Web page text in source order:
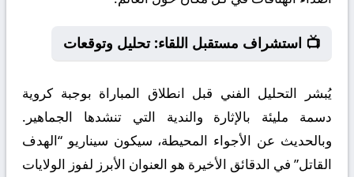
📺 استشراف مستقبل اللقاء: تحليل وتوقعات
يُبشر التحليل الفني قبل انطلاق المباراة بوجبة كروية
دسمة مليئة بالإثارة والندية التي تنشدها الجماهير.
وبالحديث عن الأجواء المحيطة، سيكون سيناريو “الهدف
القاتل” في الدقائق الأخيرة هو العنوان الأبرز لفوز الولايات